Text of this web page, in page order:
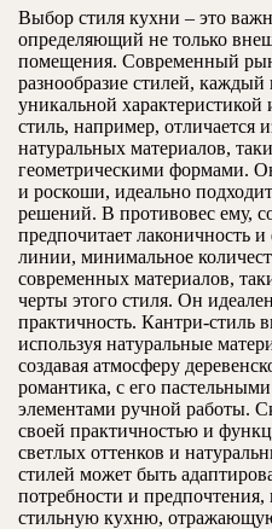
Выбор стиля кухни – это
определяющий не только
помещения. Современный
разнообразие стилей, каждый
уникальной
стиль, например, отличается
натуральных материалов,
геометрическими формами.
и роскоши, идеально
решений. В противовес ему,
предпочитает лаконичность
линии, минимальное
современных материалов,
черты этого стиля. Он
практичность. Кантри-стиль
используя натуральные
создавая атмосферу
романтика, с его
элементами ручной работы.
своей практичностью и
светлых оттенков и
стилей может быть
потребности и предпочтения,
стильную кухню, отражающую